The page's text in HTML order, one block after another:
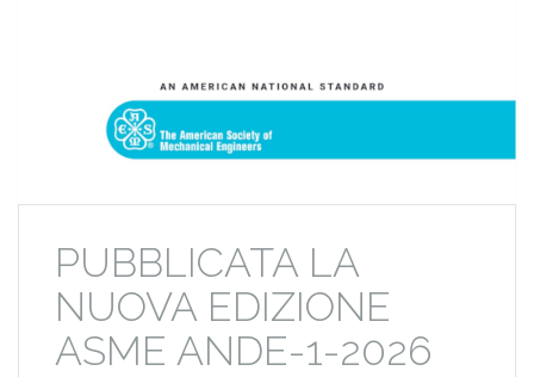
PUBBLICATA LA
NUOVA EDIZIONE
ASME ANDE-1-2026